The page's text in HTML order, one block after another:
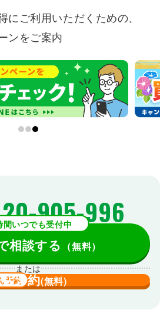
にご利用いただくための、
ンをご案内
905-996
間いつでも受付中
相談する （無料）
または
予約予約(無料)